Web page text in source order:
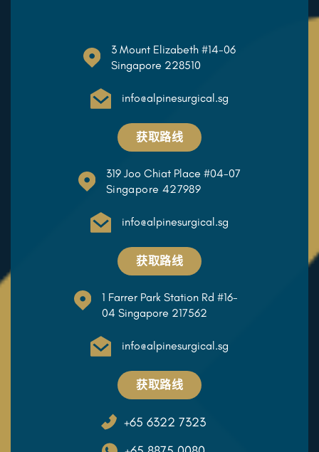
3 Mount Elizabeth #14-06
Singapore 228510
info@alpinesurgical.sg
获取路线
319 Joo Chiat Place #04-07
Singapore 427989
info@alpinesurgical.sg
获取路线
1 Farrer Park Station Rd #16-
04 Singapore 217562
info@alpinesurgical.sg
获取路线
+65 6322 7323